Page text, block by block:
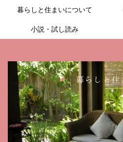
暮らしと住まいについて
小説・試し読み